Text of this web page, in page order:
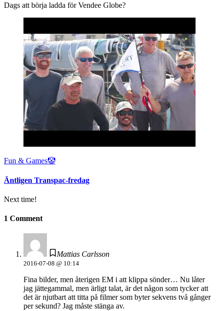
Dags att börja ladda för Vendee Globe?
Fun & Games🤡
Äntligen Transpac-fredag
Next time!
1 Comment
Mattias Carlsson
2016-07-08 @ 10:14
Fina bilder, men återigen EM i att klippa sönder… Nu låter
jag jättegammal, men ärligt talat, är det någon som tycker att
det är njutbart att titta på filmer som byter sekvens två gånger
per sekund? Jag måste stänga av.